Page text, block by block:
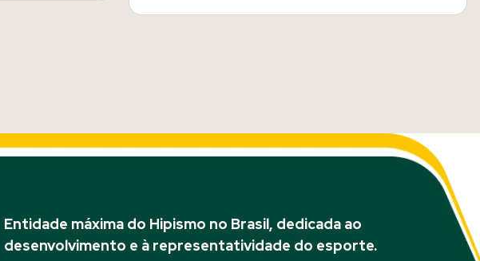
Entidade máxima do Hipismo no Brasil, dedicada ao
desenvolvimento e à representatividade do esporte.